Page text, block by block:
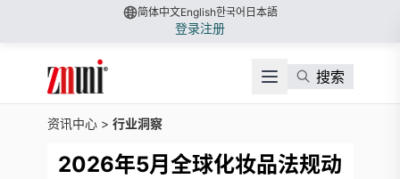
简体中文English한국어 日本語
登录注册
搜索
资讯中心 > 行业洞察
2026年5月全球化妆品法规动